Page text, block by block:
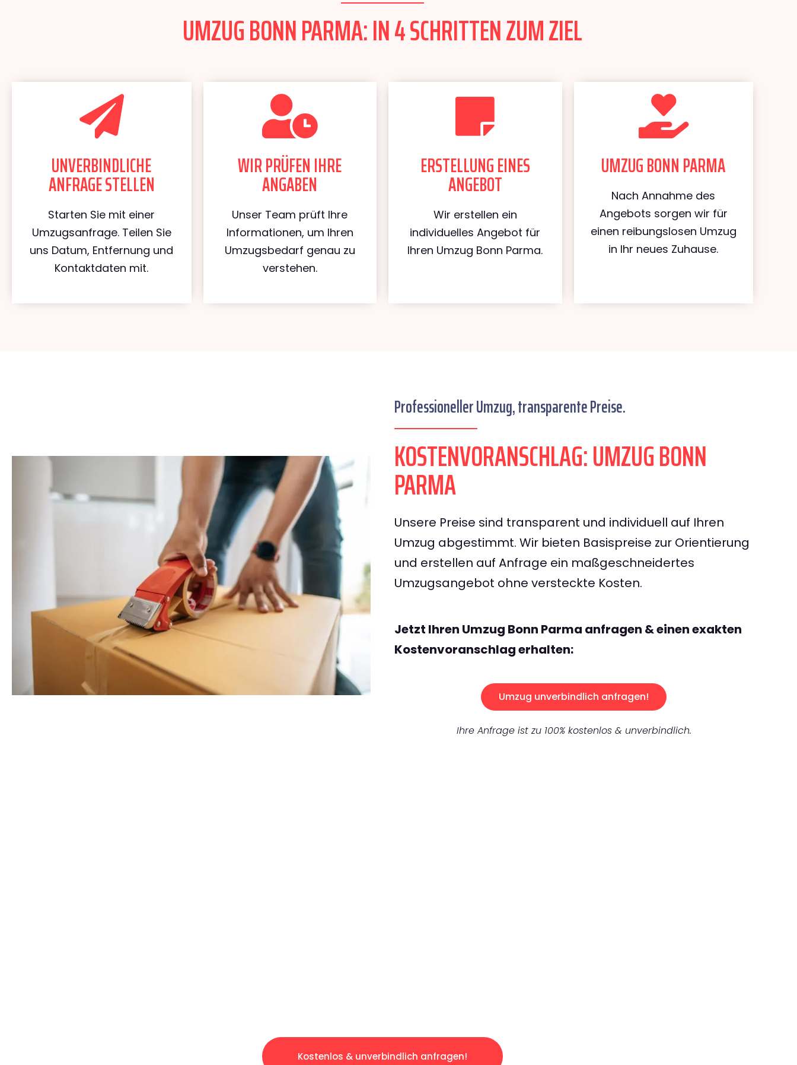
UMZUG BONN PARMA: IN 4 SCHRITTEN ZUM ZIEL
UNVERBINDLICHE
ANFRAGE STELLEN
Starten Sie mit einer
Umzugsanfrage. Teilen Sie
uns Datum, Entfernung und
Kontaktdaten mit.
WIR PRÜFEN IHRE
ANGABEN
Unser Team prüft Ihre
Informationen, um Ihren
Umzugsbedarf genau zu
verstehen.
ERSTELLUNG EINES
ANGEBOT
Wir erstellen ein
individuelles Angebot für
Ihren Umzug Bonn Parma.
UMZUG BONN PARMA
Nach Annahme des
Angebots sorgen wir für
einen reibungslosen Umzug
in Ihr neues Zuhause.
Professioneller Umzug, transparente Preise.
KOSTENVORANSCHLAG: UMZUG BONN
PARMA
Unsere Preise sind transparent und individuell auf Ihren
Umzug abgestimmt. Wir bieten Basispreise zur Orientierung
und erstellen auf Anfrage ein maßgeschneidertes
Umzugsangebot ohne versteckte Kosten.
Jetzt Ihren Umzug Bonn Parma anfragen & einen exakten
Kostenvoranschlag erhalten:
Umzug unverbindlich anfragen!
Ihre Anfrage ist zu 100% kostenlos & unverbindlich.
Kostenlos & unverbindlich anfragen!